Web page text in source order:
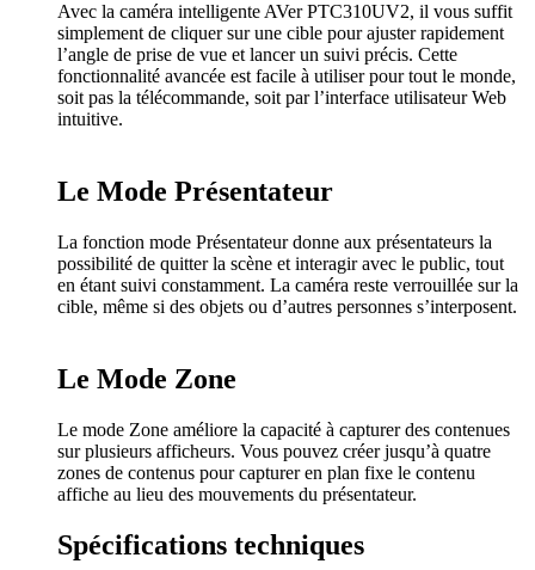
Avec la caméra intelligente AVer PTC310UV2, il vous suffit
simplement de cliquer sur une cible pour ajuster rapidement
l’angle de prise de vue et lancer un suivi précis. Cette
fonctionnalité avancée est facile à utiliser pour tout le monde,
soit pas la télécommande, soit par l’interface utilisateur Web
intuitive.
Le Mode Présentateur
La fonction mode Présentateur donne aux présentateurs la
possibilité de quitter la scène et interagir avec le public, tout
en étant suivi constamment. La caméra reste verrouillée sur la
cible, même si des objets ou d’autres personnes s’interposent.
Le Mode Zone
Le mode Zone améliore la capacité à capturer des contenues
sur plusieurs afficheurs. Vous pouvez créer jusqu’à quatre
zones de contenus pour capturer en plan fixe le contenu
affiche au lieu des mouvements du présentateur.
Spécifications techniques